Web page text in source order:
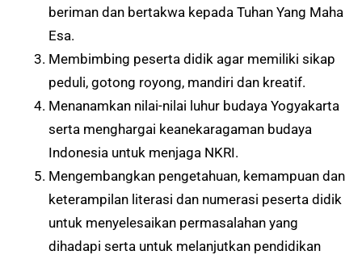
beriman dan bertakwa kepada Tuhan Yang Maha
Esa.
Membimbing peserta didik agar memiliki sikap
peduli, gotong royong, mandiri dan kreatif.
Menanamkan nilai-nilai luhur budaya Yogyakarta
serta menghargai keanekaragaman budaya
Indonesia untuk menjaga NKRI.
Mengembangkan pengetahuan, kemampuan dan
keterampilan literasi dan numerasi peserta didik
untuk menyelesaikan permasalahan yang
dihadapi serta untuk melanjutkan pendidikan